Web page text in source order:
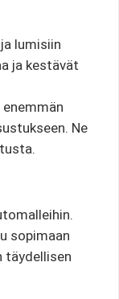
lumisiin
ja kestävät
Ne
sopimaan
täydellisen